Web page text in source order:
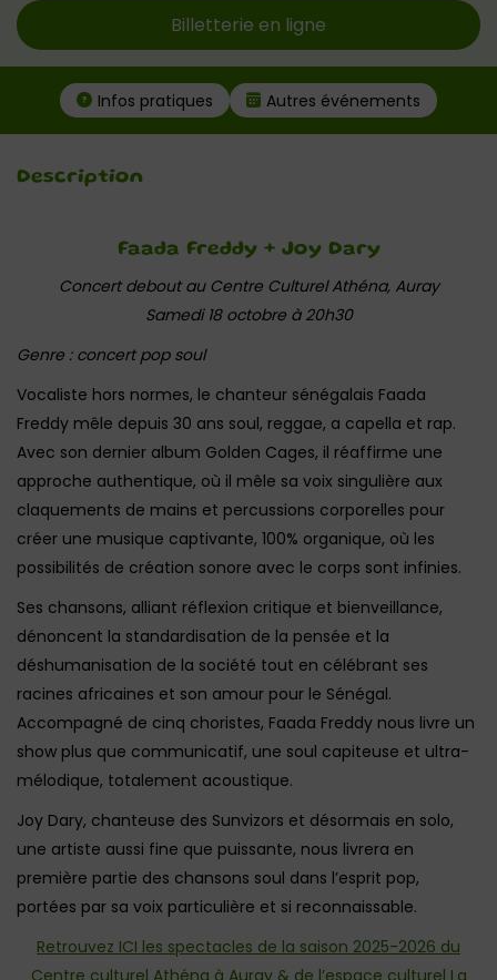
Billetterie en ligne
Infos pratiques Autres événements
Description
Faada Freddy + Joy Dary
Concert debout au Centre Culturel Athéna, Auray
Samedi 18 octobre à 20h30
Genre : concert pop soul
Vocaliste hors normes, le chanteur sénégalais Faada
Freddy mêle depuis 30 ans soul, reggae, a capella et rap.
Avec son dernier album Golden Cages, il réaffirme une
approche authentique, où il mêle sa voix singulière aux
claquements de mains et percussions corporelles pour
créer une musique captivante, 100% organique, où les
possibilités de création sonore avec le corps sont infinies.
Ses chansons, alliant réflexion critique et bienveillance,
dénoncent la standardisation de la pensée et la
déshumanisation de la société tout en célébrant ses
racines africaines et son amour pour le Sénégal.
Accompagné de cinq choristes, Faada Freddy nous livre un
show plus que communicatif, une soul capiteuse et ultra-
mélodique, totalement acoustique.
Joy Dary, chanteuse des Sunvizors et désormais en solo,
une artiste aussi fine que puissante, nous livrera en
première partie des chansons soul dans l’esprit pop,
portées par sa voix particulière et si reconnaissable.
Retrouvez ICI les spectacles de la saison 2025-2026 du
Centre culturel Athéna à Auray & de l’espace culturel La